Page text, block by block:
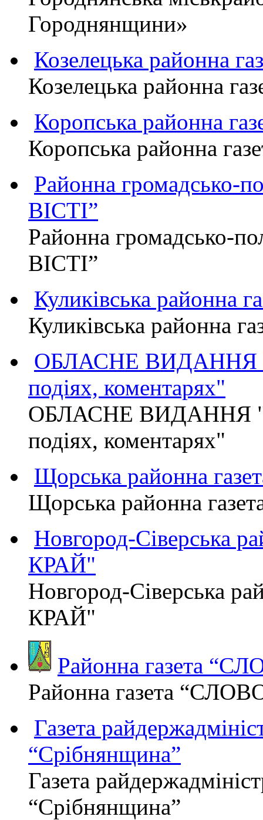
Городнянщини»
Козелецька районна
Козелецька районна
Коропська районна
Коропська районна
Районна громадсько-
ВІСТІ”
Районна громадсько-
ВІСТІ”
Куликівська районна
Куликівська районна
ОБЛАСНЕ ВИДАННЯ
подіях, коментарях"
ОБЛАСНЕ ВИДАННЯ
подіях, коментарях"
Щорська районна
Щорська районна
Новгород-Сіверська
КРАЙ"
Новгород-Сіверська
КРАЙ"
Районна газета
Районна газета
Газета
“Срібнянщина”
Газета
“Срібнянщина”